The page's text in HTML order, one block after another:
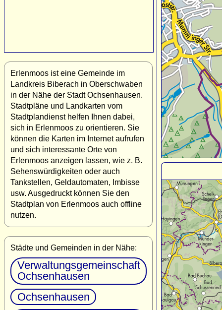
Erlenmoos ist eine Gemeinde im
Landkreis Biberach in Oberschwaben
in der Nähe der Stadt Ochsenhausen.
Stadtpläne und Landkarten vom
Stadtplandienst helfen Ihnen dabei,
sich in Erlenmoos zu orientieren. Sie
können die Karten im Internet aufrufen
und sich interessante Orte von
Erlenmoos anzeigen lassen, wie z. B.
Sehenswürdigkeiten oder auch
Tankstellen, Geldautomaten, Imbisse
usw. Ausgedruckt können Sie den
Stadtplan von Erlenmoos auch offline
nutzen.
Städte und Gemeinden in der Nähe:
Verwaltungsgemeinschaft
Ochsenhausen
Ochsenhausen